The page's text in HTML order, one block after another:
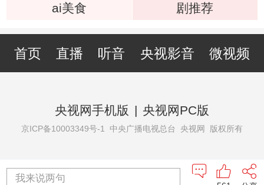
ai美食
剧推荐
首页 直播 听音 央视影音 微视频
央视网手机版 | 央视网PC版
京ICP备10003349号-1 中央广播电视总台 央视网 版权所有
我来说两句